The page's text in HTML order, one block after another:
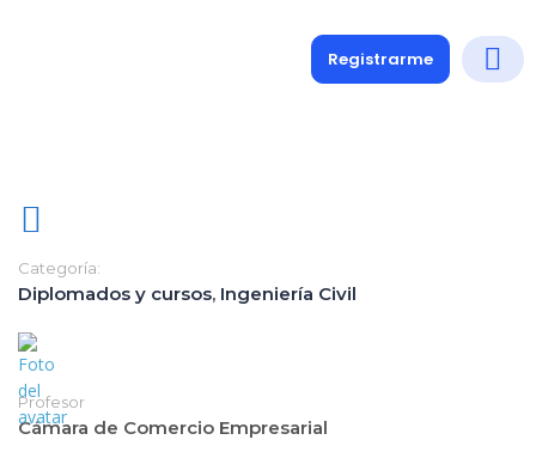
Registrarme
Categoría:
Diplomados y cursos, Ingeniería Civil
Profesor
Cámara de Comercio Empresarial